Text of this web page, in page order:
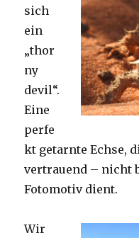
sich
ein
„thor
ny
devil“.
Eine
perfe
kt getarnte Echse,
vertrauend – nicht
Fotomotiv dient.
Wir